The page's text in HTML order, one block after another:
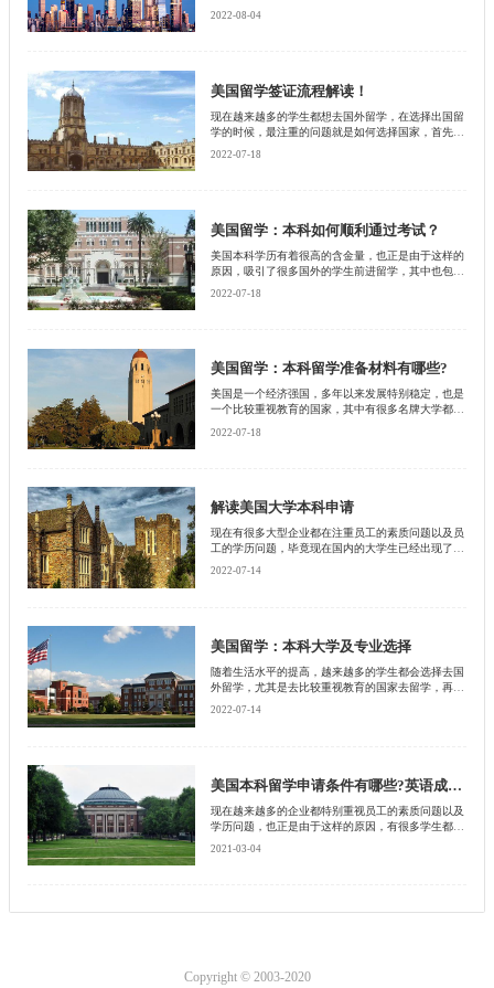
景。下面就由北京启德留学机构给大家分析一下。
2022-08-04
美国留学签证流程解读！
现在越来越多的学生都想去国外留学，在选择出国留
学的时候，最注重的问题就是如何选择国家，首先就
留学签证怎么办呢?需要什么样的流程?这是很多学生
都困惑的问题，下面就由北京启德留学机构给大家分
析一下。
2022-07-18
美国留学：本科如何顺利通过考试？
美国本科学历有着很高的含金量，也正是由于这样的
原因，吸引了很多国外的学生前进留学，其中也包括
家分析一下。
2022-07-18
美国留学：本科留学准备材料有哪些?
美国是一个经济强国，多年以来发展特别稳定，也是
一个比较重视教育的国家，其中有很多名牌大学都是
赫赫有名，也吸引了众多的学子去美国留学。尤其是
生都应该考虑的问题，下面就由北京启德留学机构给
大家讲解一下。
2022-07-18
解读美国大学本科申请
现在有很多大型企业都在注重员工的素质问题以及员
工的学历问题，毕竟现在国内的大学生已经出现了饱
就是美国，毕竟美国的教育在最近这几年来一直都遥
遥领先，那么去美国读起大学本科需要怎样申请，下
面就由北京启德留学机构给大家做出一个申请流程?
2022-07-14
美国留学：本科大学及专业选择
随着生活水平的提高，越来越多的学生都会选择去国
外留学，尤其是去比较重视教育的国家去留学，再受
校，下面就由北京启德留学给大家分析一下哪些专业
好就业?哪些学校比较好?
2022-07-14
美国本科留学申请条件有哪些?英语成绩有要求吗?
现在越来越多的企业都特别重视员工的素质问题以及
学历问题，也正是由于这样的原因，有很多学生都会
2021-03-04
Copyright © 2003-2020